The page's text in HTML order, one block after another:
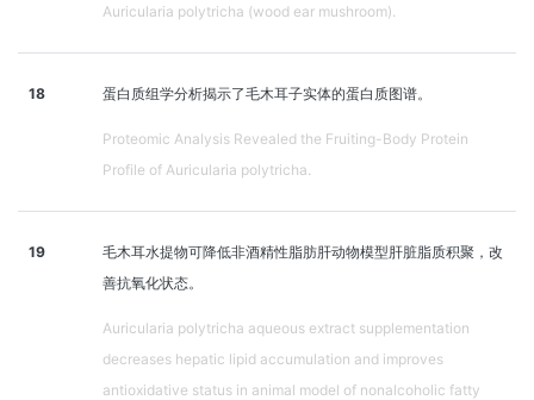
Auricularia polytricha (wood ear mushroom).
18 蛋白质组学分析揭示了毛木耳子实体的蛋白质图谱。
Proteomic Analysis Revealed the Fruiting-Body Protein
Profile of Auricularia polytricha.
19
毛木耳水提物可降低非酒精性脂肪肝动物模型肝脏脂质积聚，改
善抗氧化状态。
Auricularia polytricha aqueous extract supplementation
decreases hepatic lipid accumulation and improves
antioxidative status in animal model of nonalcoholic fatty